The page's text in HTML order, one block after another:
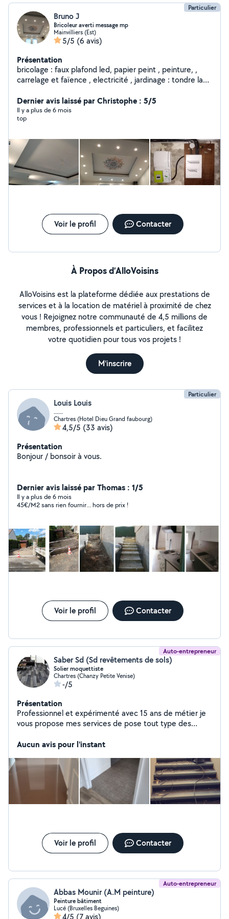
Particulier
Bruno J
Bricoleur averti message mp
Mainvilliers (Est)
5/5 (6 avis)
Présentation
bricolage : faux plafond led, papier peint , peinture, ,
carrelage et faïence , electricité , jardinage : tondre la
services... , travail soigné et propre. Plombier création
ou rénovation de cuisine ou sdb, électricité mise aux
normes du tableau électrique . pose de clim air-air
Dernier avis laissé par Christophe : 5/5
Il y a plus de 6 mois
top
Voir le profil Contacter
À Propos d’AlloVoisins
AlloVoisins est la plateforme dédiée aux prestations de
services et à la location de matériel à proximité de chez
vous ! Rejoignez notre communauté de 4,5 millions de
membres, professionnels et particuliers, et facilitez
votre quotidien pour tous vos projets !
M'inscrire
Particulier
Louis Louis
......
Chartres (Hotel Dieu Grand faubourg)
4,5/5 (33 avis)
Présentation
Bonjour / bonsoir à vous.
Dernier avis laissé par Thomas : 1/5
Il y a plus de 6 mois
45€/M2 sans rien fournir... hors de prix !
Voir le profil Contacter
Auto-entrepreneur
Saber Sd (Sd revêtements de sols)
Solier moquettiste
Chartres (Chanzy Petite Venise)
-/5
Présentation
Professionnel et expérimenté avec 15 ans de métier je
vous propose mes services de pose tout type des
satisfaire.
Aucun avis pour l'instant
Voir le profil Contacter
Auto-entrepreneur
Abbas Mounir (A.M peinture)
Peinture bâtiment
Lucé (Bruxelles Beguines)
4/5 (7 avis)